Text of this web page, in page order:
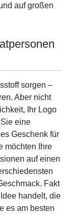
auf großen
sorgen –
Aber nicht
Ihr Logo
eine
Geschenk für
möchten Ihre
auf einen
Fakt
handelt, die
es am besten